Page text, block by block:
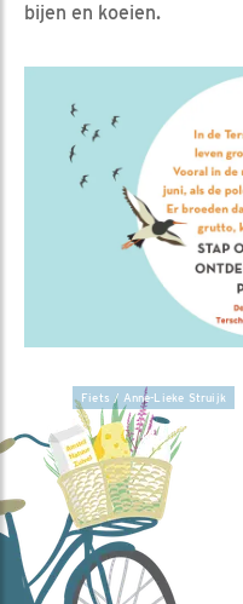
bijen en koeien.
Fiets / Anne-Lieke Struijk